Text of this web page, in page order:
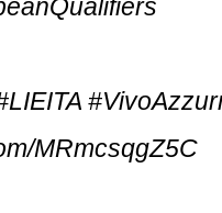
MRmcsqgZ5C